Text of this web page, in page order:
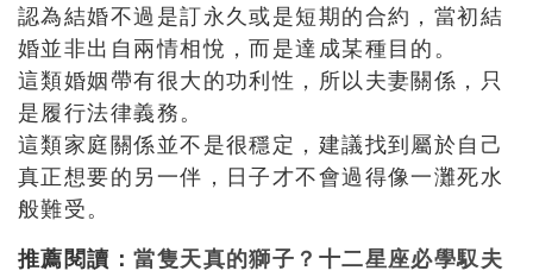
認為結婚不過是訂永久或是短期的合約，當初結
婚並非出自兩情相悅，而是達成某種目的。
這類婚姻帶有很大的功利性，所以夫妻關係，只
是履行法律義務。
這類家庭關係並不是很穩定，建議找到屬於自己
真正想要的另一伴，日子才不會過得像一灘死水
般難受。
推薦閱讀：當隻天真的獅子？十二星座必學馭夫